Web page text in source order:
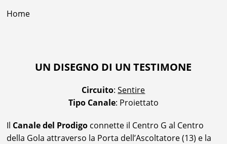
Home
UN DISEGNO DI UN TESTIMONE
Circuito:Sentire
Tipo Canale: Proiettato
Il Canale del Prodigo connette il Centro G al Centro
della Gola attraverso la Porta dell’Ascoltatore (13) e la